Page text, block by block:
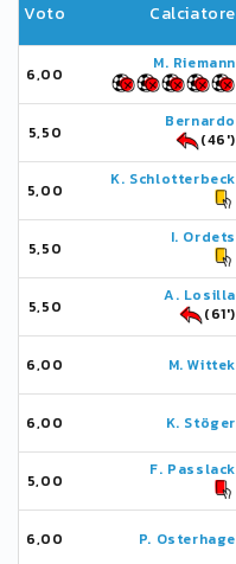
Voto Calciatore
6,00
M. Riemann
5,50
Bernardo
(46')
5,00
K. Schlotterbeck
5,50
I. Ordets
5,50
A. Losilla
(61')
6,00 M. Wittek
6,00 K. Stöger
5,00
F. Passlack
6,00 P. Osterhage